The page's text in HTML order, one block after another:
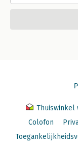
Thuiswinkel
Colofon